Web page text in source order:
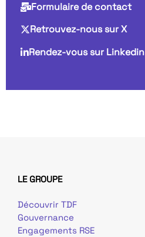
Formulaire de contact
Retrouvez-nous sur X
Rendez-vous sur Linkedin
LE GROUPE
Découvrir TDF
Gouvernance
Engagements RSE